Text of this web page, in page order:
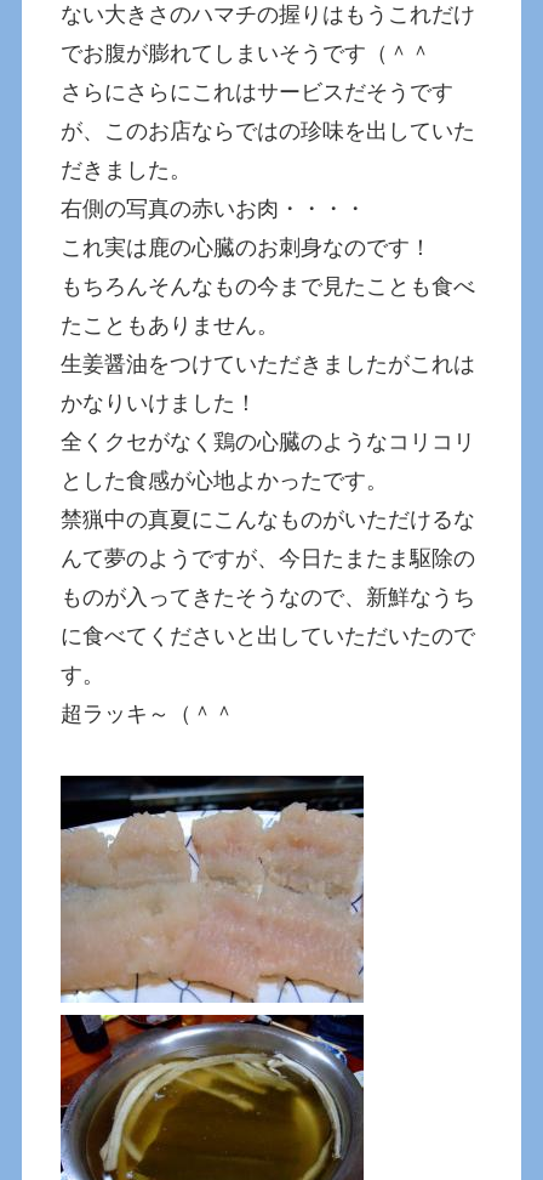
ない大きさのハマチの握りはもうこれだけ
でお腹が膨れてしまいそうです（＾＾
さらにさらにこれはサービスだそうです
が、このお店ならではの珍味を出していた
だきました。
右側の写真の赤いお肉・・・・
これ実は鹿の心臓のお刺身なのです！
もちろんそんなもの今まで見たことも食べ
たこともありません。
生姜醤油をつけていただきましたがこれは
かなりいけました！
全くクセがなく鶏の心臓のようなコリコリ
とした食感が心地よかったです。
禁猟中の真夏にこんなものがいただけるな
んて夢のようですが、今日たまたま駆除の
ものが入ってきたそうなので、新鮮なうち
に食べてくださいと出していただいたので
す。
超ラッキ～（＾＾